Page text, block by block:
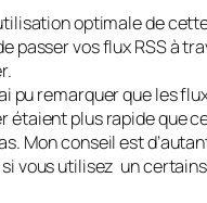
optimale de
passer vos flux RSS à
pu remarquer que les
étaient plus rapide que
Mon conseil est
vous utilisez un